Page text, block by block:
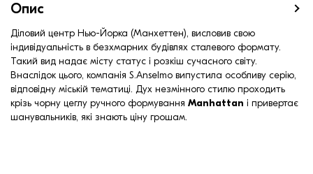
Опис
Діловий центр Нью-Йорка (Манхеттен), висловив свою
індивідуальність в безхмарних будівлях сталевого формату.
Такий вид надає місту статус і розкіш сучасного світу.
Внаслідок цього, компанія S.Anselmo випустила особливу серію,
відповідну міській тематиці. Дух незмінного стилю проходить
крізь чорну цеглу ручного формування Manhattan і привертає
шанувальників, які знають ціну грошам.